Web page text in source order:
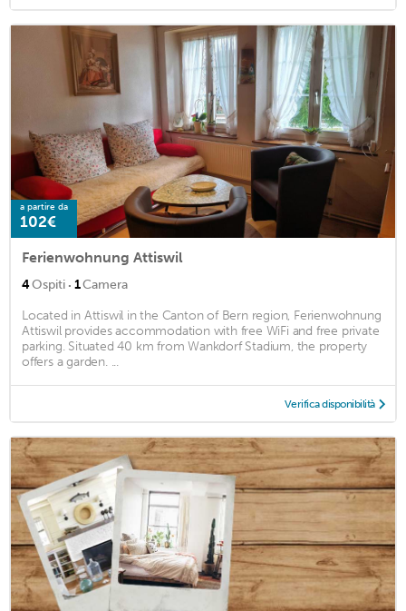
a partire da
102€
Ferienwohnung Attiswil
4Ospiti · 1Camera
Located in Attiswil in the Canton of Bern region, Ferienwohnung
Attiswil provides accommodation with free WiFi and free private
parking. Situated 40 km from Wankdorf Stadium, the property
offers a garden. ...
Verifica disponibilità